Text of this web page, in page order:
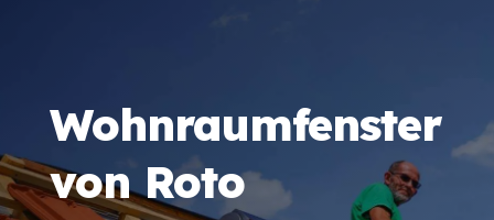
Wohnraumfenster
von Roto